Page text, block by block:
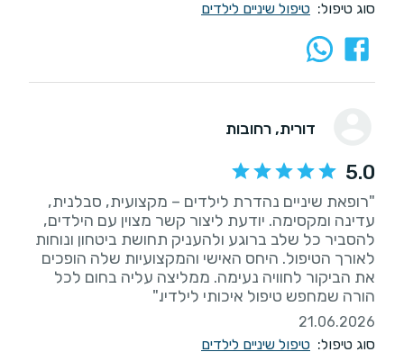
סוג טיפול: טיפול שיניים לילדים
דורית, רחובות
5.0
"רופאת שיניים נהדרת לילדים – מקצועית, סבלנית,
עדינה ומקסימה. יודעת ליצור קשר מצוין עם הילדים,
להסביר כל שלב ברוגע ולהעניק תחושת ביטחון ונוחות
לאורך הטיפול. היחס האישי והמקצועיות שלה הופכים
את הביקור לחוויה נעימה. ממליצה עליה בחום לכל
הורה שמחפש טיפול איכותי לילדיו."
21.06.2026
סוג טיפול: טיפול שיניים לילדים